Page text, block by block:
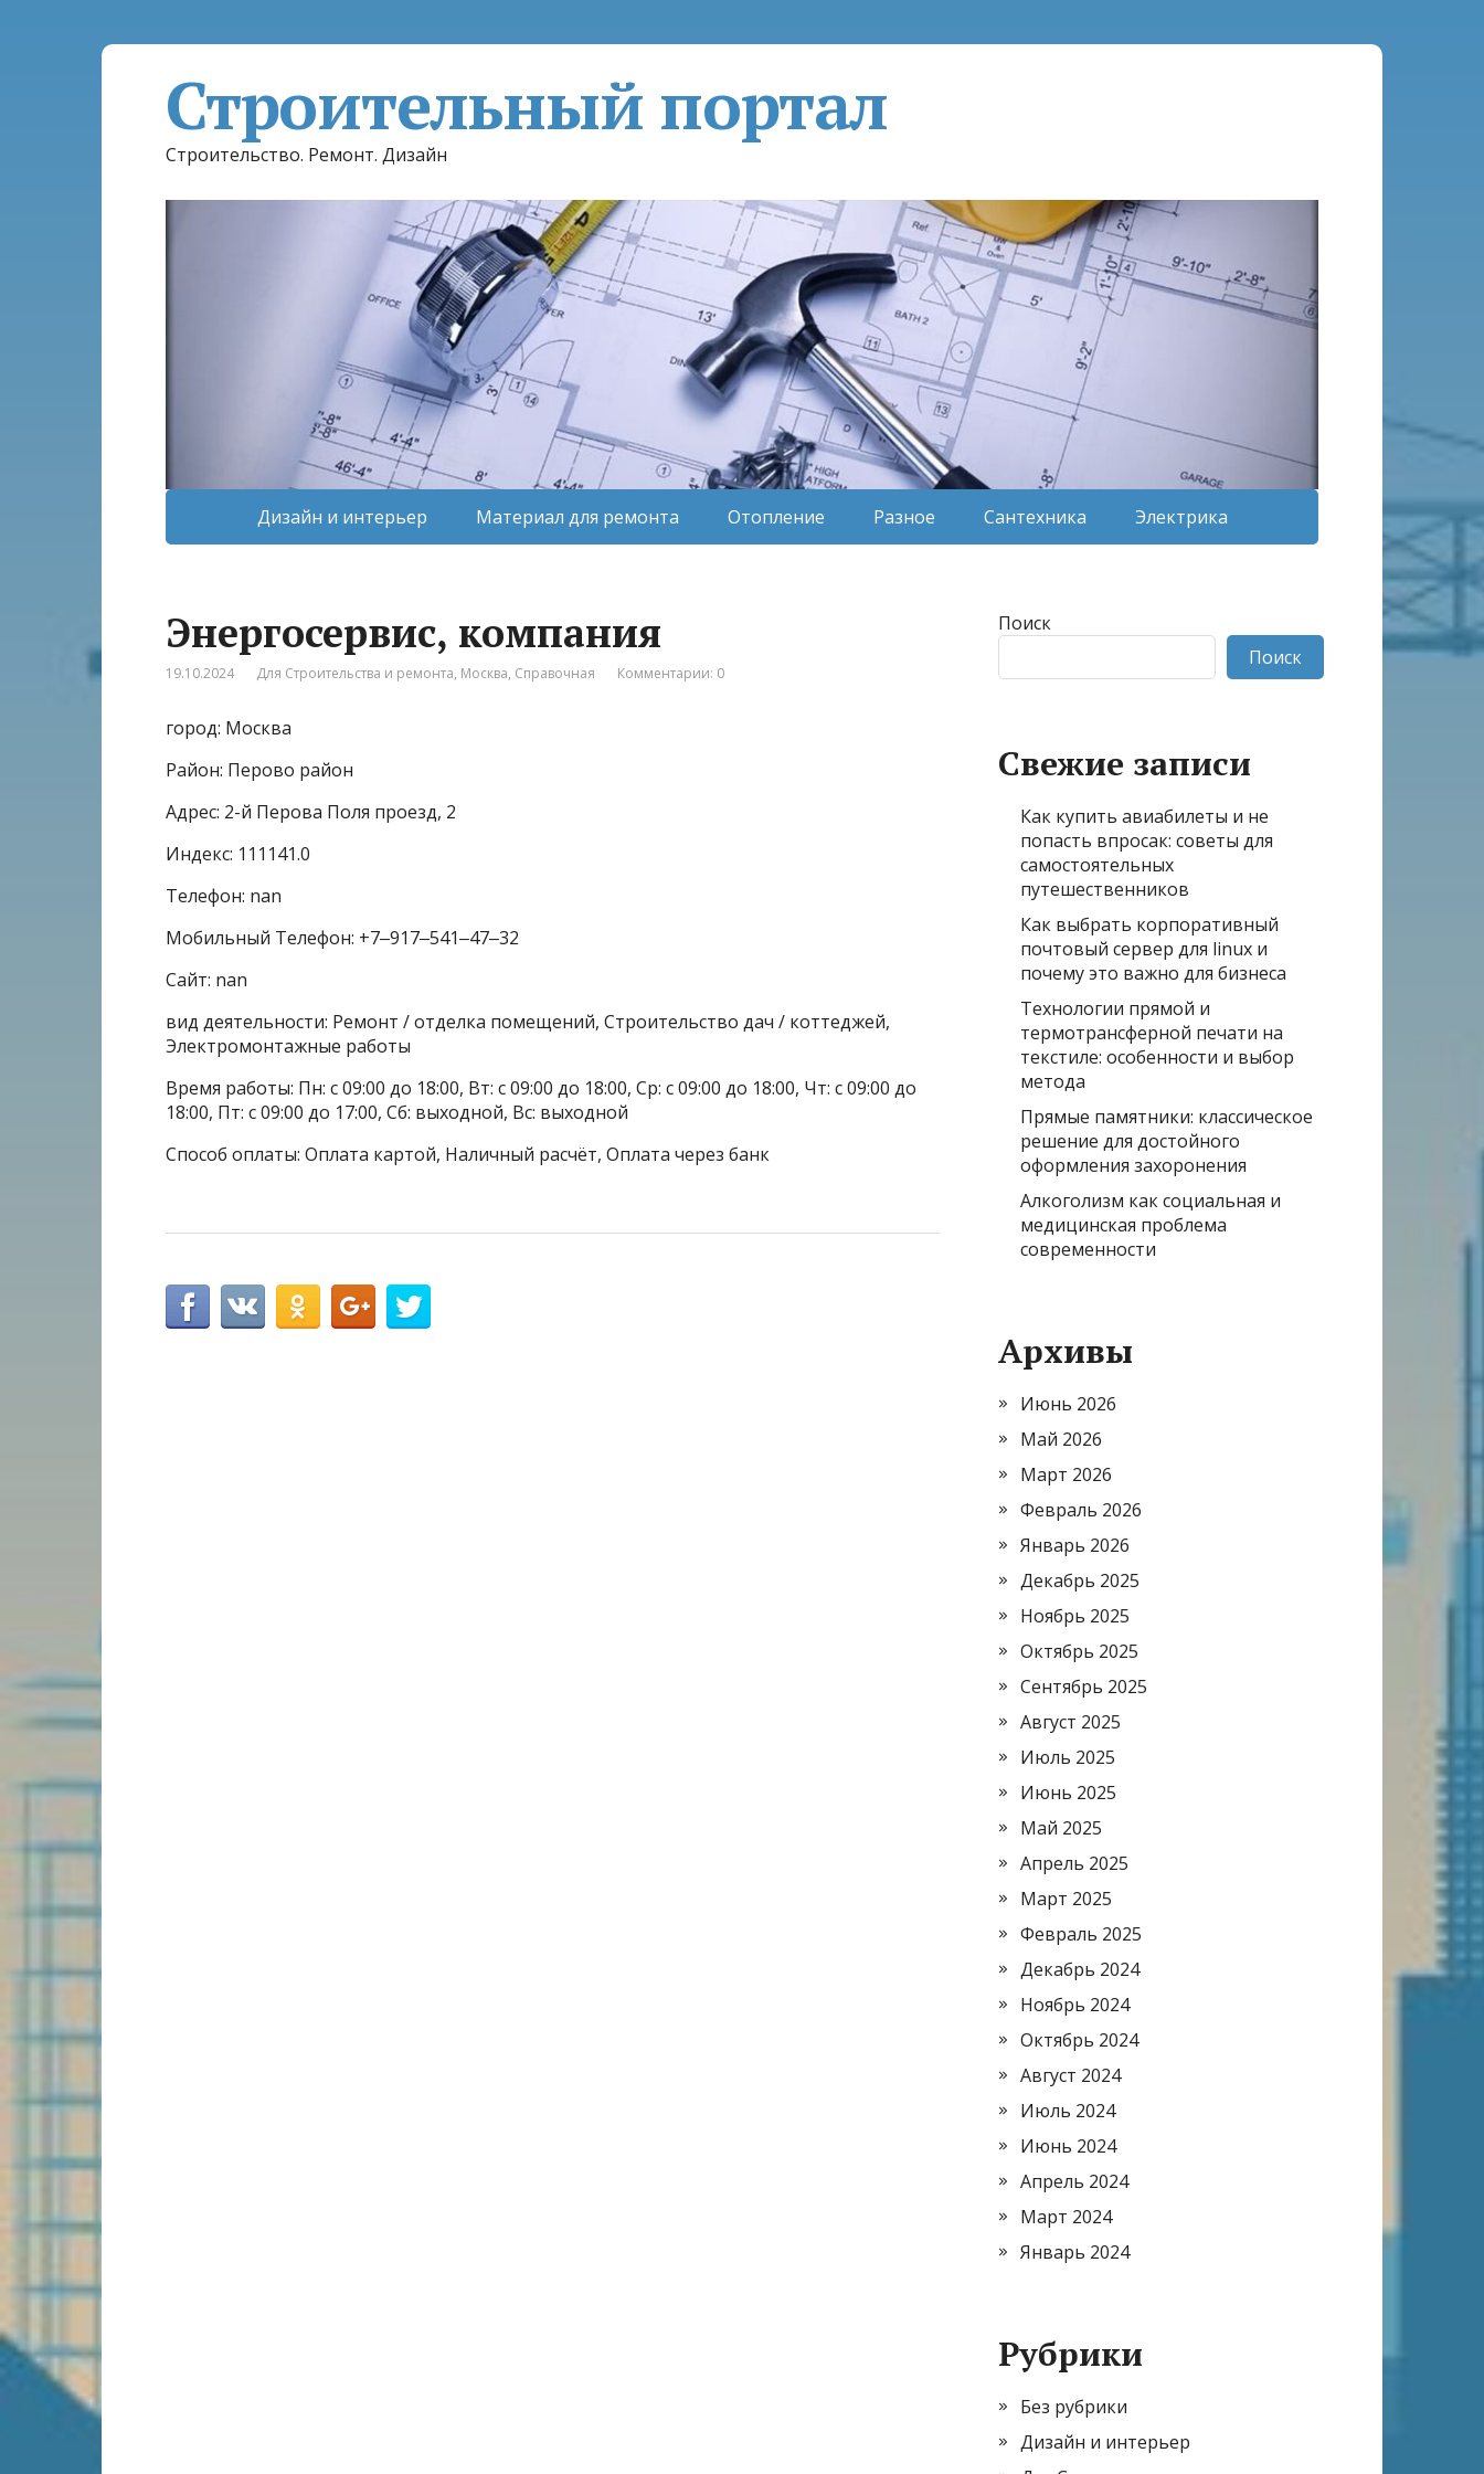
Строительный портал
Строительство. Ремонт. Дизайн
Дизайн и интерьер Материал для ремонта Отопление Разное Сантехника Электрика
Энергосервис, компания
19.10.2024 Для Строительства и ремонта, Москва, Справочная Комментарии: 0
город: Москва
Район: Перово район
Адрес: 2-й Перова Поля проезд, 2
Индекс: 111141.0
Телефон: nan
Мобильный Телефон: +7‒917‒541‒47‒32
Сайт: nan
вид деятельности: Ремонт / отделка помещений, Строительство дач / коттеджей,
Электромонтажные работы
Время работы: Пн: с 09:00 до 18:00, Вт: с 09:00 до 18:00, Ср: с 09:00 до 18:00, Чт: с 09:00 до
18:00, Пт: с 09:00 до 17:00, Сб: выходной, Вс: выходной
Способ оплаты: Оплата картой, Наличный расчёт, Оплата через банк
Поиск
Поиск
Свежие записи
Как купить авиабилеты и не
попасть впросак: советы для
самостоятельных
путешественников
Как выбрать корпоративный
почтовый сервер для linux и
почему это важно для бизнеса
Технологии прямой и
термотрансферной печати на
текстиле: особенности и выбор
метода
Прямые памятники: классическое
решение для достойного
оформления захоронения
Алкоголизм как социальная и
медицинская проблема
современности
Архивы
Июнь 2026
Май 2026
Март 2026
Февраль 2026
Январь 2026
Декабрь 2025
Ноябрь 2025
Октябрь 2025
Сентябрь 2025
Август 2025
Июль 2025
Июнь 2025
Май 2025
Апрель 2025
Март 2025
Февраль 2025
Декабрь 2024
Ноябрь 2024
Октябрь 2024
Август 2024
Июль 2024
Июнь 2024
Апрель 2024
Март 2024
Январь 2024
Рубрики
Без рубрики
Дизайн и интерьер